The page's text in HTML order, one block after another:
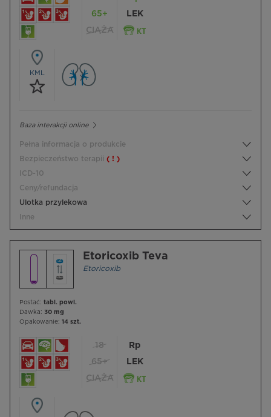
65+
CIĄŻA
LEK
KML
Baza interakcji online
Pełna informacja o produkcie
Bezpieczeństwo terapii ( ! )
ICD-10
Ceny/refundacja
Ulotka przylekowa
Inne
Etoricoxib Teva
Etoricoxib
Postać: tabl. powl.
Dawka: 30 mg
Opakowanie: 14 szt.
18
65+
CIĄŻA
Rp
LEK